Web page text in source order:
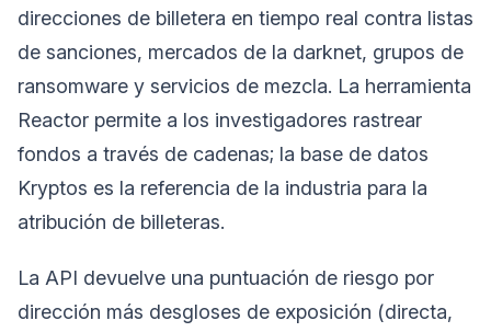
direcciones de billetera en tiempo real contra listas
de sanciones, mercados de la darknet, grupos de
ransomware y servicios de mezcla. La herramienta
Reactor permite a los investigadores rastrear
fondos a través de cadenas; la base de datos
Kryptos es la referencia de la industria para la
atribución de billeteras.
La API devuelve una puntuación de riesgo por
dirección más desgloses de exposición (directa,